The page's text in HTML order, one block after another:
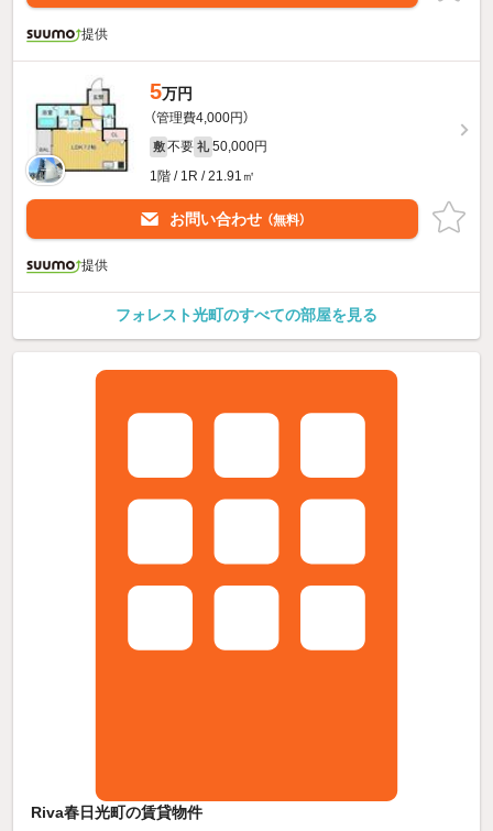
提供
5万円
（管理費4,000円）
敷 不要 礼 50,000円
1階 / 1R / 21.91㎡
お問い合わせ （無料）
提供
フォレスト光町のすべての部屋を見る
Riva春日光町の賃貸物件